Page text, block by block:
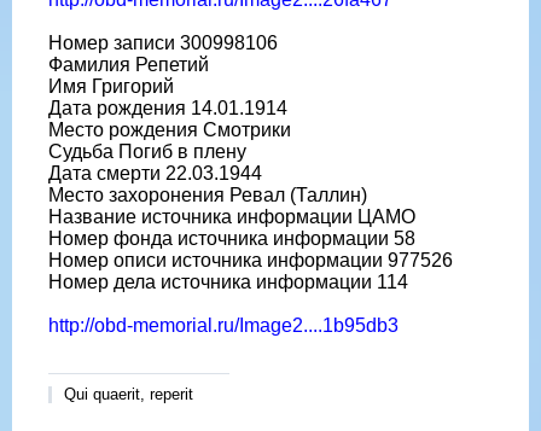
Номер записи 300998106
Фамилия Репетий
Имя Григорий
Дата рождения 14.01.1914
Место рождения Смотрики
Судьба Погиб в плену
Дата смерти 22.03.1944
Место захоронения Ревал (Таллин)
Название источника информации ЦАМО
Номер фонда источника информации 58
Номер описи источника информации 977526
Номер дела источника информации 114
http://obd-memorial.ru/Image2....1b95db3
Qui quaerit, reperit